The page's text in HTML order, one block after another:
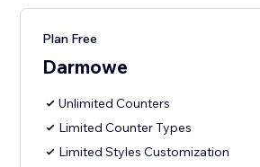
Plan Free
Darmowe
Unlimited Counters
Limited Counter Types
Limited Styles Customization